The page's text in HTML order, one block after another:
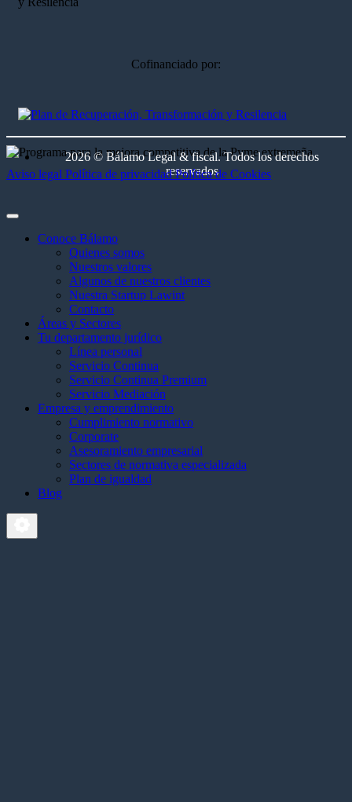
Cofinanciado por:
2026 © Bálamo Legal & fiscal. Todos los derechos
reservados
Aviso legal Política de privacidad Política de Cookies
Conoce Bálamo
Quienes somos
Nuestros valores
Algunos de nuestros clientes
Nuestra Startup Lawint
Contacto
Áreas y Sectores
Tu departamento jurídico
Línea personal
Servicio Continua
Servicio Continua Premium
Servicio Mediación
Empresa y emprendimiento
Cumplimiento normativo
Corporate
Asesoramiento empresarial
Sectores de normativa especializada
Plan de igualdad
Blog